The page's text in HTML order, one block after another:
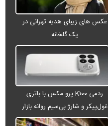
عکس های زیبای هدیه تهرانی در
یک گلخانه
ردمی K۱۰۰ پرو مکس با باتری
غول‌پیکر و شارژ بی‌سیم روانه بازار
می‌شود